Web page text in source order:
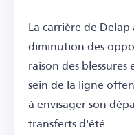
La carrière de
diminution des
raison des
sein de la ligne
à envisager son
transferts d'été.